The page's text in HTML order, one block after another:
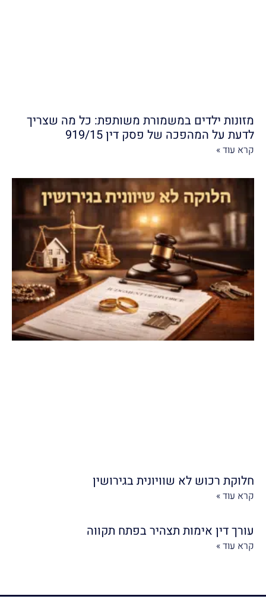
מזונות ילדים במשמורת משותפת: כל מה שצריך
לדעת על המהפכה של פסק דין 919/15
קרא עוד »
חלוקת רכוש לא שוויונית בגירושין
קרא עוד »
עורך דין אימות תצהיר בפתח תקווה
קרא עוד »